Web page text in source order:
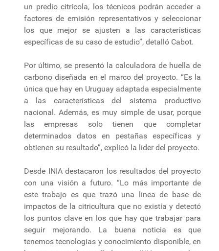
un predio citrícola, los técnicos podrán acceder a
factores de emisión representativos y seleccionar
los que mejor se ajusten a las características
específicas de su caso de estudio”, detalló Cabot.
Por último, se presentó la calculadora de huella de
carbono diseñada en el marco del proyecto. “Es la
única que hay en Uruguay adaptada especialmente
a las características del sistema productivo
nacional. Además, es muy simple de usar, porque
las empresas solo tienen que completar
determinados datos en pestañas específicas y
obtienen su resultado”, explicó la líder del proyecto.
Desde INIA destacaron los resultados del proyecto
con una visión a futuro. “Lo más importante de
este trabajo es que trazó una línea de base de
impactos de la citricultura que no existía y detectó
los puntos clave en los que hay que trabajar para
seguir mejorando. La buena noticia es que
tenemos tecnologías y conocimiento disponible, en